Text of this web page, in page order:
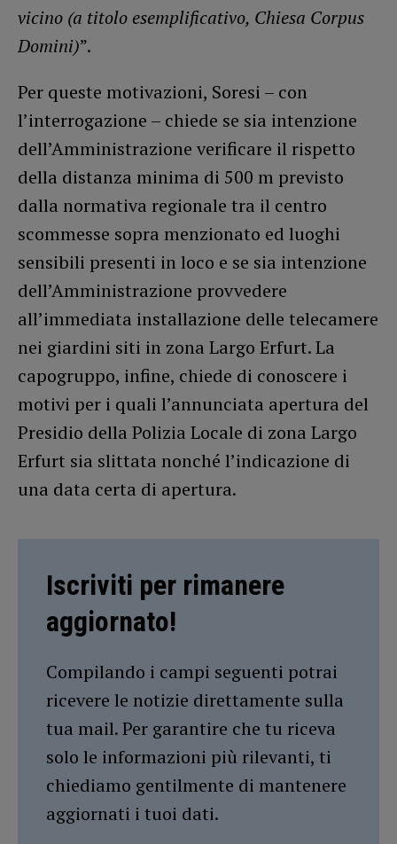
vicino (a titolo esemplificativo, Chiesa Corpus
Domini)”.
Per queste motivazioni, Soresi – con
l’interrogazione – chiede se sia intenzione
dell’Amministrazione verificare il rispetto
della distanza minima di 500 m previsto
dalla normativa regionale tra il centro
scommesse sopra menzionato ed luoghi
sensibili presenti in loco e se sia intenzione
dell’Amministrazione provvedere
all’immediata installazione delle telecamere
nei giardini siti in zona Largo Erfurt. La
capogruppo, infine, chiede di conoscere i
motivi per i quali l’annunciata apertura del
Presidio della Polizia Locale di zona Largo
Erfurt sia slittata nonché l’indicazione di
una data certa di apertura.
Iscriviti per rimanere
aggiornato!
Compilando i campi seguenti potrai
ricevere le notizie direttamente sulla
tua mail. Per garantire che tu riceva
solo le informazioni più rilevanti, ti
chiediamo gentilmente di mantenere
aggiornati i tuoi dati.